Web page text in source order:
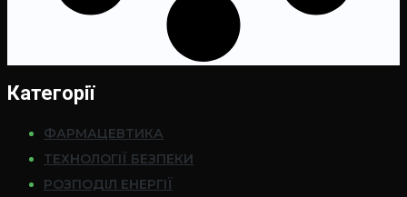
Категорії
ФАРМАЦЕВТИКА
ТЕХНОЛОГІЇ БЕЗПЕКИ
РОЗПОДІЛ ЕНЕРГІЇ